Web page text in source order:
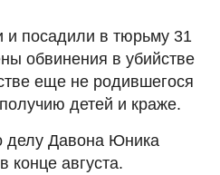
и посадили в тюрьму 31
обвинения в убийстве
еще не родившегося
детей и краже.
делу Давона Юника
конце августа.